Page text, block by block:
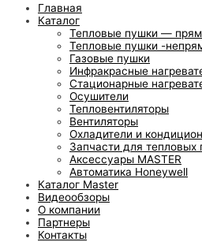
Главная
Каталог
Тепловые пушки —
Тепловые пушки -
Газовые пушки
Инфракрасные
Стационарные
Осушители
Тепловентиляторы
Вентиляторы
Охладители и
Запчасти для тепловых
Аксессуары MASTER
Автоматика Honeywell
Каталог Master
Видеообзоры
О компании
Партнеры
Контакты